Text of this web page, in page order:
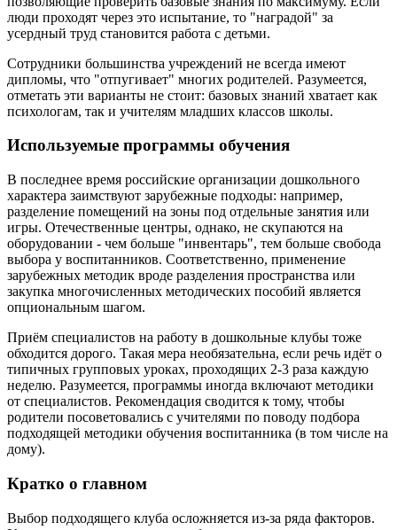
люди проходят через это испытание, то "наградой" за
усердный труд становится работа с детьми.
Сотрудники большинства учреждений не всегда имеют
дипломы, что "отпугивает" многих родителей. Разумеется,
отметать эти варианты не стоит: базовых знаний хватает как
психологам, так и учителям младших классов школы.
Используемые программы обучения
В последнее время российские организации дошкольного
характера заимствуют зарубежные подходы: например,
разделение помещений на зоны под отдельные занятия или
игры. Отечественные центры, однако, не скупаются на
оборудовании - чем больше "инвентарь", тем больше свобода
выбора у воспитанников. Соответственно, применение
зарубежных методик вроде разделения пространства или
закупка многочисленных методических пособий является
опциональным шагом.
Приём специалистов на работу в дошкольные клубы тоже
обходится дорого. Такая мера необязательна, если речь идёт о
типичных групповых уроках, проходящих 2-3 раза каждую
неделю. Разумеется, программы иногда включают методики
от специалистов. Рекомендация сводится к тому, чтобы
родители посоветовались с учителями по поводу подбора
подходящей методики обучения воспитанника (в том числе на
дому).
Кратко о главном
Выбор подходящего клуба осложняется из-за ряда факторов.